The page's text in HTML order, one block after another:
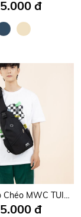
đ
Balô Túi Đeo Chéo MWC TUID- 0802 Túi Đeo Chéo Nam Nữ Unisex Nhiều Ngăn Tiện Ích Thiết Kế Sang Trọng Thời Trang
đ